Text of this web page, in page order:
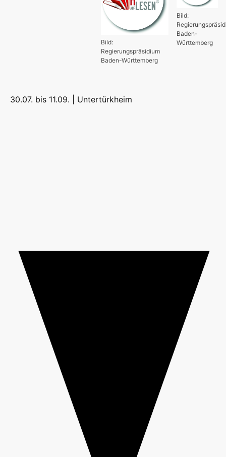
Bild:
Baden-
Württemberg
Bild:
Regierungspräsidium
Baden-Württemberg
30.07. bis 11.09. | Untertürkheim